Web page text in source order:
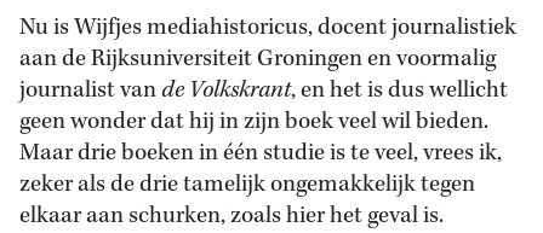
Nu is Wijfjes mediahistoricus, docent journalistiek
aan de Rijksuniversiteit Groningen en voormalig
journalist vande Volkskrant, en het is dus wellicht
geen wonder dat hij in zijn boek veel wil bieden.
Maar drie boeken in één studie is te veel, vrees ik,
zeker als de drie tamelijk ongemakkelijk tegen
elkaar aan schurken, zoals hier het geval is.